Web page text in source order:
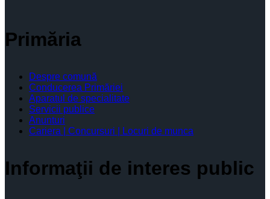
Primăria
Despre comună
Conducerea Primăriei
Aparatul de specialitate
Servicii publice
Anunturi
Cariera | Concursuri | Locuri de munca
Informaţii de interes public